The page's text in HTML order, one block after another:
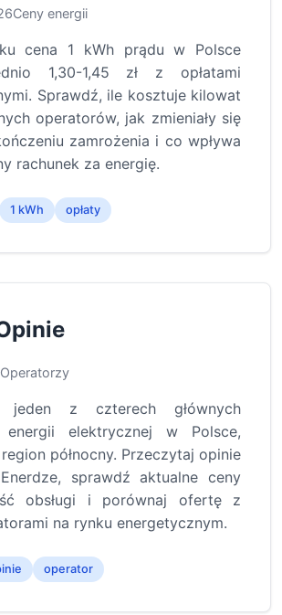
Ceny energii
cena 1 kWh prądu w Polsce
1,30-1,45 zł z opłatami
Sprawdź, ile kosztuje kilowat
operatorów, jak zmieniały się
zamrożenia i co wpływa
rachunek za energię.
1 kWh opłaty
Operatorzy
jeden z czterech głównych
energii elektrycznej w Polsce,
północny. Przeczytaj opinie
sprawdź aktualne ceny
obsługi i porównaj ofertę z
na rynku energetycznym.
operator